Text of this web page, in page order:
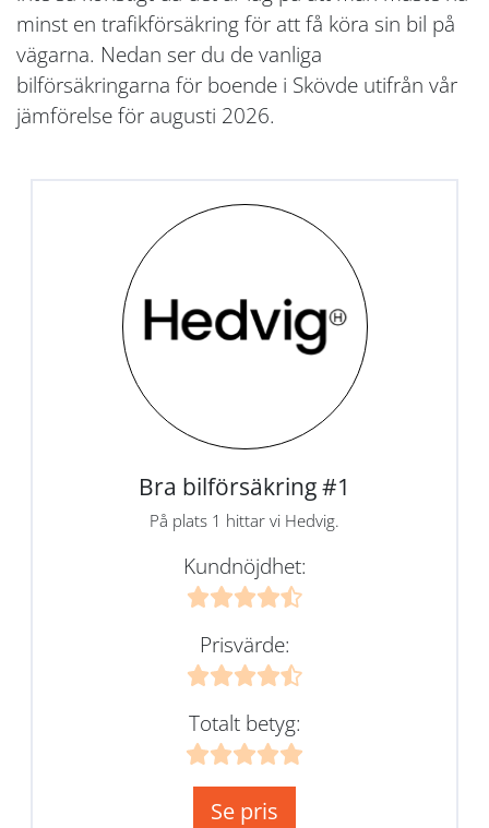
minst en trafikförsäkring för att få köra sin bil på
vägarna. Nedan ser du de vanliga
bilförsäkringarna för boende i Skövde utifrån vår
jämförelse för augusti 2026.
Bra bilförsäkring #1
På plats 1 hittar vi Hedvig.
Kundnöjdhet:
Prisvärde:
Totalt betyg:
Se pris